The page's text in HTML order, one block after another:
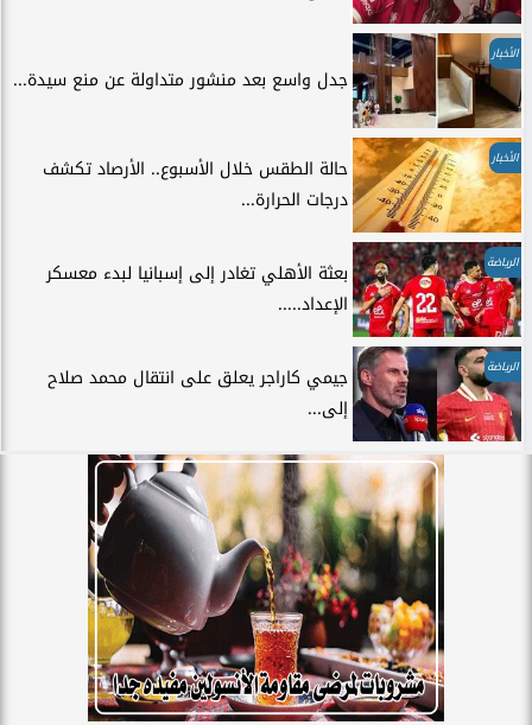
الأخبار
جدل واسع بعد منشور متداولة عن منع سيدة...
الأخبار
حالة الطقس خلال الأسبوع.. الأرصاد تكشف
درجات الحرارة...
الرياضة
بعثة الأهلي تغادر إلى إسبانيا لبدء معسكر
الإعداد.....
الرياضة
جيمي كاراجر يعلق على انتقال محمد صلاح
إلى...